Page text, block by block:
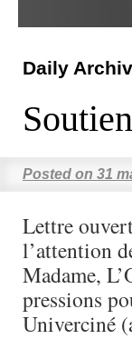
Daily
Posted on 31
Lettre
l’attention
Madame,
pressions
Univerciné